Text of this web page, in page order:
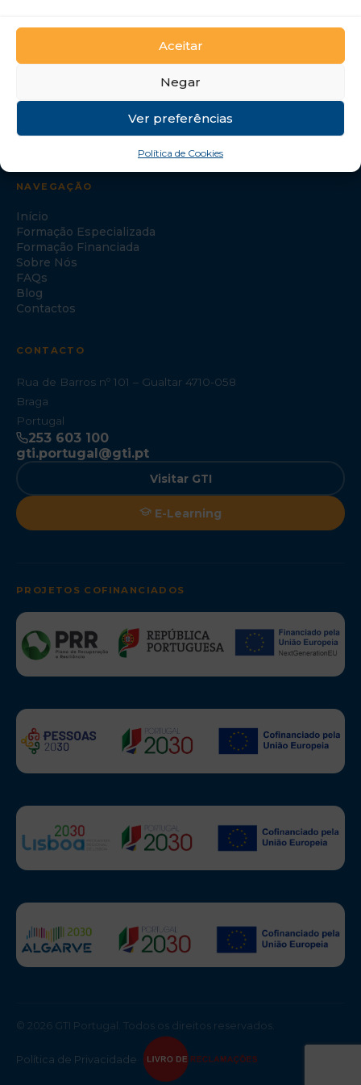
Aceitar
Negar
Ver preferências
Política de Cookies
NAVEGAÇÃO
Início
Formação Especializada
Formação Financiada
Sobre Nós
FAQs
Blog
Contactos
CONTACTO
Rua de Barros nº 101 – Gualtar 4710-058
Braga
Portugal
253 603 100
gti.portugal@gti.pt
Visitar GTI
E-Learning
PROJETOS COFINANCIADOS
© 2026 GTI Portugal. Todos os direitos reservados.
Política de Privacidade